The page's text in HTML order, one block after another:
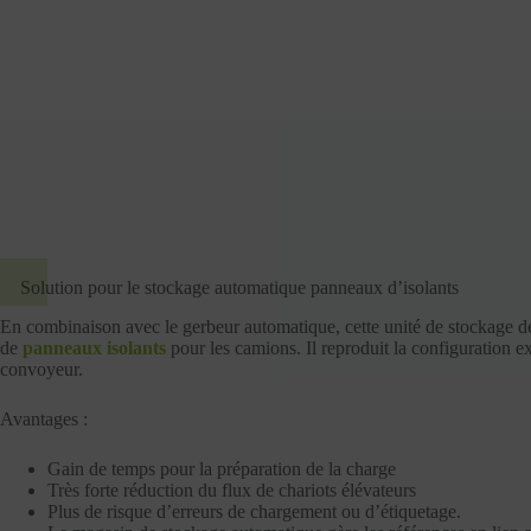
Solution pour le stockage automatique panneaux d’isolants
En combinaison avec le gerbeur automatique, cette unité de stockage
de panneaux isolants pour les camions. Il reproduit la configuration
convoyeur.
Avantages :
Gain de temps pour la préparation de la charge
Très forte réduction du flux de chariots élévateurs
Plus de risque d’erreurs de chargement ou d’étiquetage.